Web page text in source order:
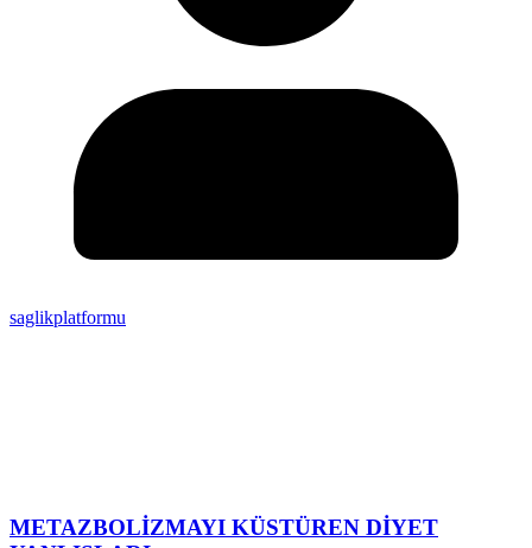
saglikplatformu
METAZBOLİZMAYI KÜSTÜREN DİYET